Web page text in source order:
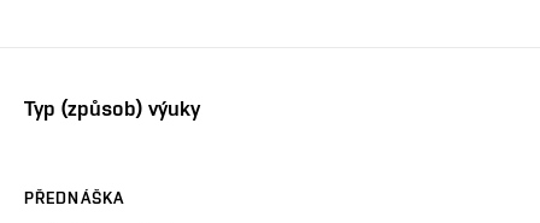
Typ (způsob) výuky
PŘEDNÁŠKA